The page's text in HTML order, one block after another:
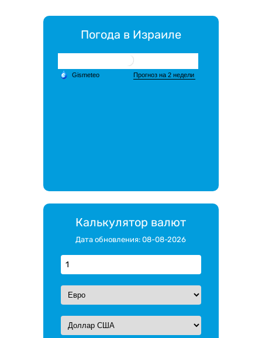
Погода в Израиле
Калькулятор валют
Дата обновления: 08-08-2026